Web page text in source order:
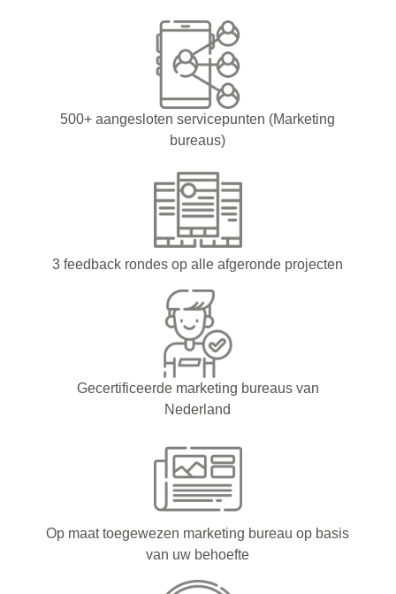
500+ aangesloten servicepunten (Marketing
bureaus)
3 feedback rondes op alle afgeronde projecten
Gecertificeerde marketing bureaus van
Nederland
Op maat toegewezen marketing bureau op basis
van uw behoefte